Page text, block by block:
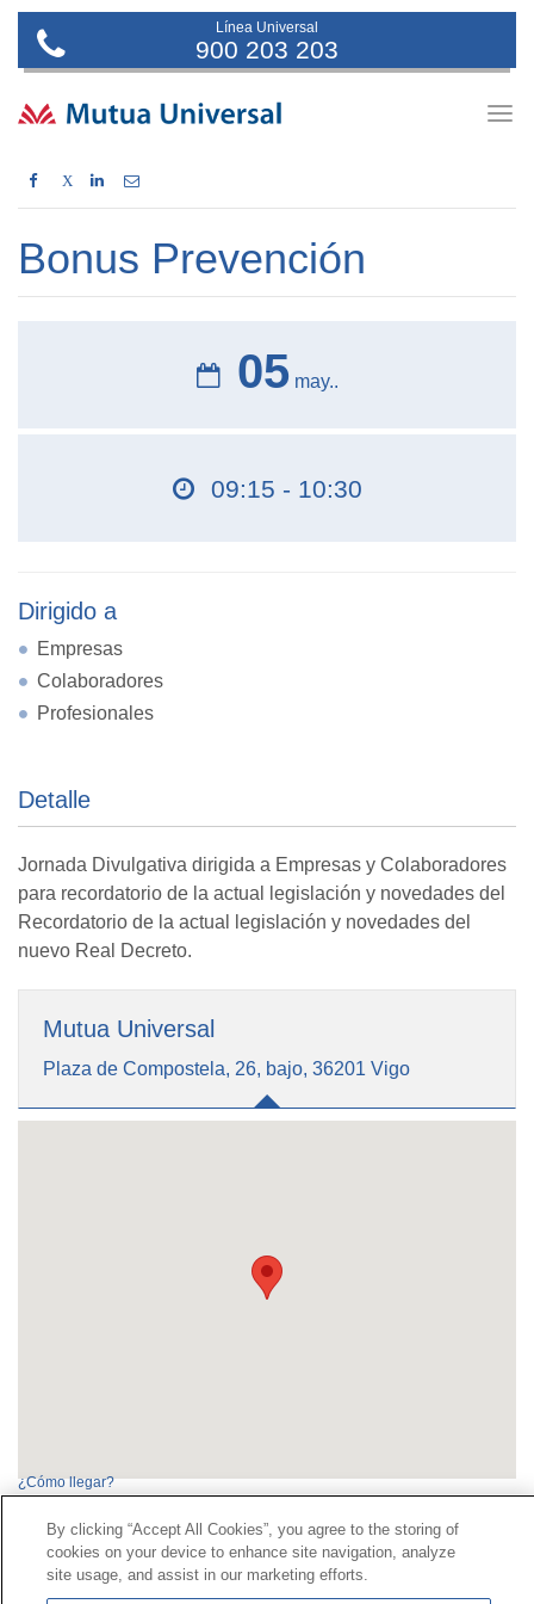
Línea Universal
900 203 203
X
Bonus Prevención
05 may..
09:15 - 10:30
Dirigido a
Empresas
Colaboradores
Profesionales
Detalle
Jornada Divulgativa dirigida a Empresas y Colaboradores
para recordatorio de la actual legislación y novedades del
Recordatorio de la actual legislación y novedades del
nuevo Real Decreto.
Mutua Universal
Plaza de Compostela, 26, bajo, 36201 Vigo
¿Cómo llegar?
Contact|Profile of the contractor|Claims
By clicking “Accept All Cookies”, you agree to the storing of
cookies on your device to enhance site navigation, analyze
site usage, and assist in our marketing efforts.